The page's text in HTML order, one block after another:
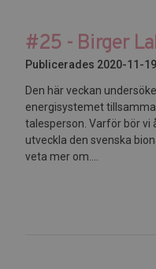
#25 - Birger
Publicerades 2020-11-19
Den här veckan
energisystemet
talesperson. Varför bör vi
utveckla den svenska
veta mer om....